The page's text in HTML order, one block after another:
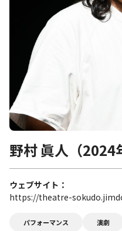
野村 眞人（2024
ウェブサイト
https://theatre-
パフォーマンス 演劇